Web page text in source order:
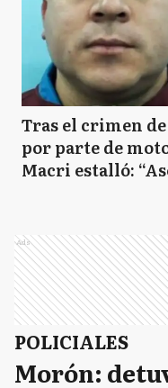
Tras el crimen
por parte de
Macri estalló:
Ads
POLICIALES
Morón: